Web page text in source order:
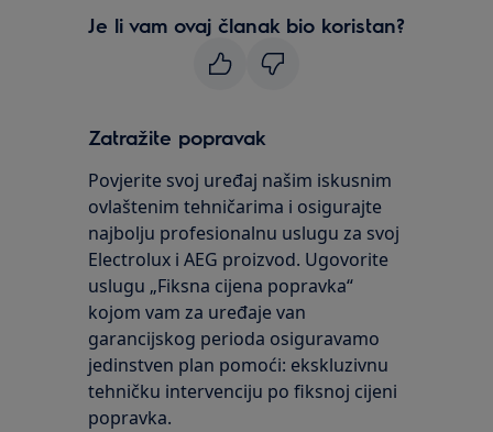
Je li vam ovaj članak bio koristan?
Zatražite popravak
Povjerite svoj uređaj našim iskusnim
ovlaštenim tehničarima i osigurajte
najbolju profesionalnu uslugu za svoj
Electrolux i AEG proizvod. Ugovorite
uslugu „Fiksna cijena popravka“
kojom vam za uređaje van
garancijskog perioda osiguravamo
jedinstven plan pomoći: ekskluzivnu
tehničku intervenciju po fiksnoj cijeni
popravka.